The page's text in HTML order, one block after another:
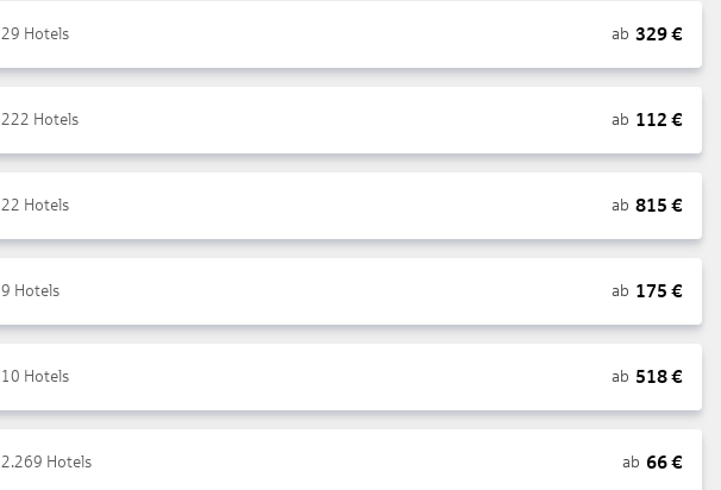
29 Hotels ab 329€
222 Hotels ab 112 €
22 Hotels ab 815 €
9 Hotels ab 175 €
10 Hotels ab 518€
2.269 Hotels ab 66€